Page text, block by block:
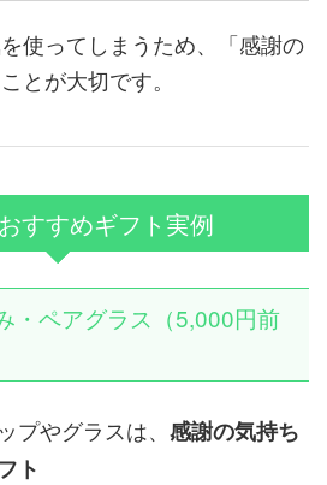
使ってしまうため、「感謝の
とが大切です。
すすめギフト実例
・ペアグラス（5,000円前
プやグラスは、 感謝の気持ち
ト